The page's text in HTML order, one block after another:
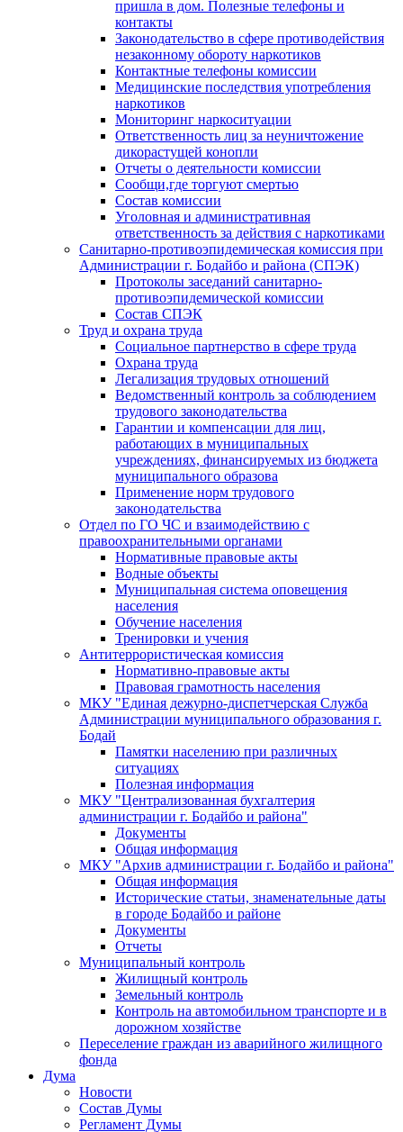
пришла в дом. Полезные телефоны и
контакты
Законодательство в сфере противодействия
незаконному обороту наркотиков
Контактные телефоны комиссии
Медицинские последствия употребления
наркотиков
Мониторинг наркоситуации
Ответственность лиц за неуничтожение
дикорастущей конопли
Отчеты о деятельности комиссии
Сообщи,где торгуют смертью
Состав комиссии
Уголовная и административная
ответственность за действия с наркотиками
Санитарно-противоэпидемическая комиссия при
Администрации г. Бодайбо и района (СПЭК)
Протоколы заседаний санитарно-
противоэпидемической комиссии
Состав СПЭК
Труд и охрана труда
Социальное партнерство в сфере труда
Охрана труда
Легализация трудовых отношений
Ведомственный контроль за соблюдением
трудового законодательства
Гарантии и компенсации для лиц,
работающих в муниципальных
учреждениях, финансируемых из бюджета
муниципального образова
Применение норм трудового
законодательства
Отдел по ГО ЧС и взаимодействию с
правоохранительными органами
Нормативные правовые акты
Водные объекты
Муниципальная система оповещения
населения
Обучение населения
Тренировки и учения
Антитеррористическая комиссия
Нормативно-правовые акты
Правовая грамотность населения
МКУ "Единая дежурно-диспетчерская Служба
Администрации муниципального образования г.
Бодай
Памятки населению при различных
ситуациях
Полезная информация
МКУ "Централизованная бухгалтерия
администрации г. Бодайбо и района"
Документы
Общая информация
МКУ "Архив администрации г. Бодайбо и района"
Общая информация
Исторические статьи, знаменательные даты
в городе Бодайбо и районе
Документы
Отчеты
Муниципальный контроль
Жилищный контроль
Земельный контроль
Контроль на автомобильном транспорте и в
дорожном хозяйстве
Переселение граждан из аварийного жилищного
фонда
Дума
Новости
Состав Думы
Регламент Думы